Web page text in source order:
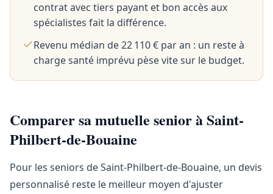
contrat avec tiers payant et bon accès aux
spécialistes fait la différence.
Revenu médian de 22 110 € par an : un reste à
charge santé imprévu pèse vite sur le budget.
Comparer sa mutuelle senior à Saint-
Philbert-de-Bouaine
Pour les seniors de Saint-Philbert-de-Bouaine, un devis
personnalisé reste le meilleur moyen d'ajuster